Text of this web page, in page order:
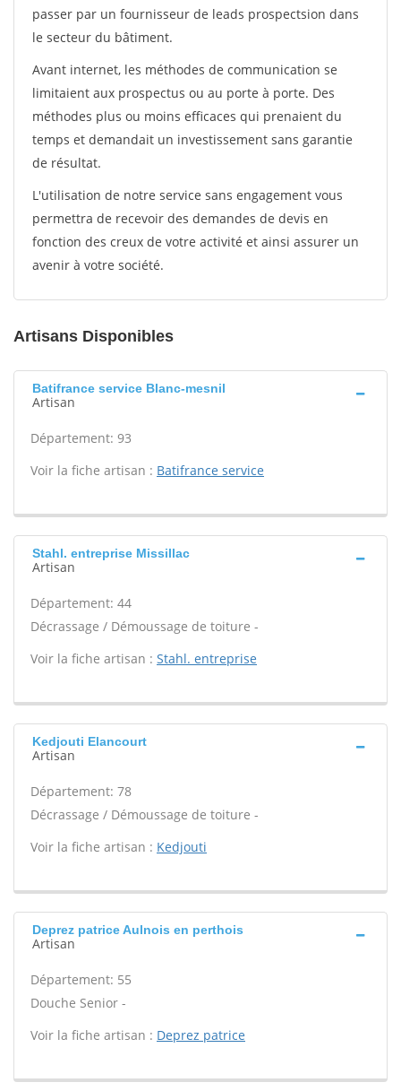
passer par un fournisseur de leads prospectsion dans
le secteur du bâtiment.
Avant internet, les méthodes de communication se
limitaient aux prospectus ou au porte à porte. Des
méthodes plus ou moins efficaces qui prenaient du
temps et demandait un investissement sans garantie
de résultat.
L'utilisation de notre service sans engagement vous
permettra de recevoir des demandes de devis en
fonction des creux de votre activité et ainsi assurer un
avenir à votre société.
Artisans Disponibles
Batifrance service Blanc-mesnil
Artisan
Département: 93
Voir la fiche artisan : Batifrance service
Stahl. entreprise Missillac
Artisan
Département: 44
Décrassage / Démoussage de toiture -
Voir la fiche artisan : Stahl. entreprise
Kedjouti Elancourt
Artisan
Département: 78
Décrassage / Démoussage de toiture -
Voir la fiche artisan : Kedjouti
Deprez patrice Aulnois en perthois
Artisan
Département: 55
Douche Senior -
Voir la fiche artisan : Deprez patrice